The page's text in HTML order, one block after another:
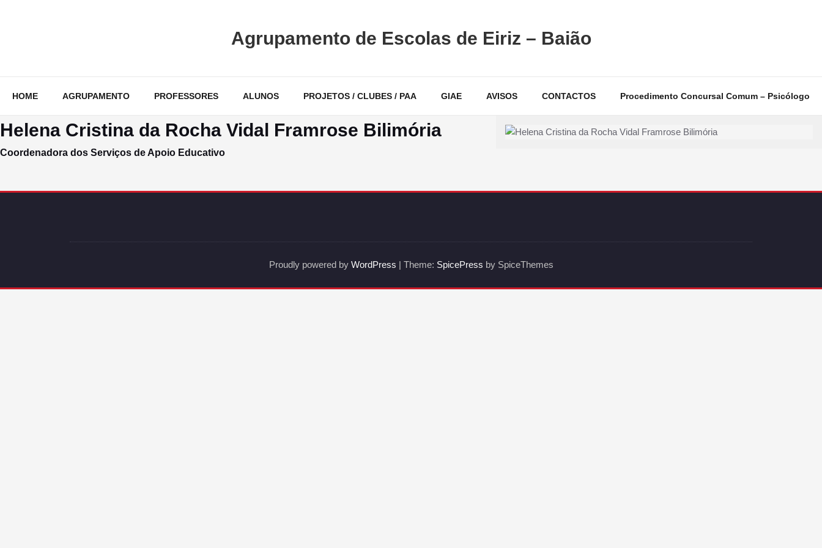
Agrupamento de Escolas de Eiriz – Baião
HOME AGRUPAMENTO PROFESSORES ALUNOS PROJETOS / CLUBES / PAA GIAE AVISOS CONTACTOS Procedimento Concursal Comum – Psicólogo
Helena Cristina da Rocha Vidal Framrose Bilimória
Coordenadora dos Serviços de Apoio Educativo
Proudly powered by WordPress | Theme: SpicePress by SpiceThemes